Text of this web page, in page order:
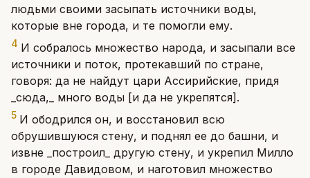
людьми своими засыпать источники воды,
которые вне города, и те помогли ему.
4 И собралось множество народа, и засыпали все
источники и поток, протекавший по стране,
говоря: да не найдут цари Ассирийские, придя
_сюда,_ много воды [и да не укрепятся].
5 И ободрился он, и восстановил всю
обрушившуюся стену, и поднял ее до башни, и
извне _построил_ другую стену, и укрепил Милло
в городе Давидовом, и наготовил множество